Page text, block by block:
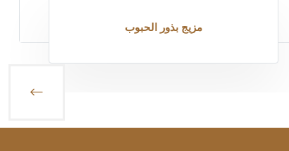
مزيج بذور الحبوب